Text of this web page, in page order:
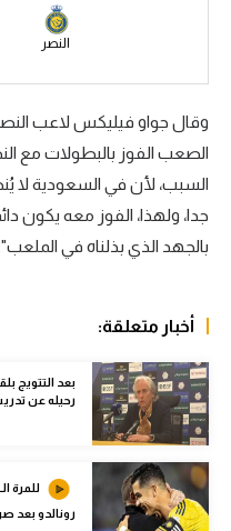
رياضات أخرى
أمم إفريقيا
كرة السلة الأمريكية
كرة سلة
الوطن العربي
في المونديال
رياضة نسائية
آسيا
النصر
وقال جواو فيليكس لاعب
الصعب الفوز بالبطولات مع
السبب، لأن في السعودية لا
جدا، ولهذا، الفوز معه يكون
بالجهد الذي بذلناه في الملعب".
أخبار متعلقة:
بعد
رحيله عن
رونالدو بعد